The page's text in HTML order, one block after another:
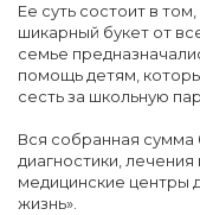
Ее суть состоит в
шикарный букет от
семье
помощь детям,
сесть за школьную
Вся собранная сумма
диагностики,
медицинские центры
жизнь».